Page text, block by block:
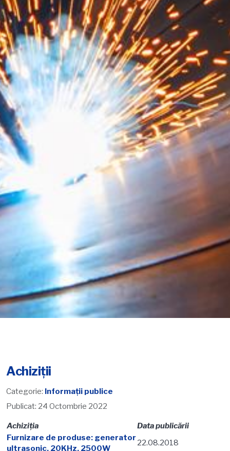
Achiziții
Categorie: Informații publice
Publicat: 24 Octombrie 2022
Achiziţia
Data publicării
Furnizare de produse: generator
ultrasonic, 20KHz, 2500W
22.08.2018